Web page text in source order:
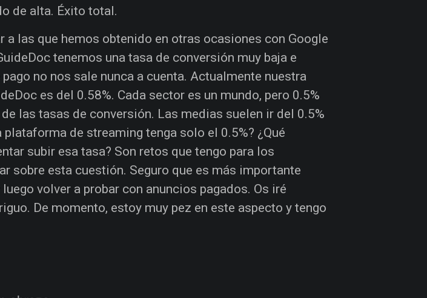
de alta. Éxito total.
a las que hemos obtenido en otras ocasiones con Google
tenemos una tasa de conversión muy baja e
no nos sale nunca a cuenta. Actualmente nuestra
es del 0.58%. Cada sector es un mundo, pero 0.5%
las tasas de conversión. Las medias suelen ir del 0.5%
plataforma de streaming tenga solo el 0.5%? ¿Qué
subir esa tasa? Son retos que tengo para los
sobre esta cuestión. Seguro que es más importante
volver a probar con anuncios pagados. Os iré
De momento, estoy muy pez en este aspecto y tengo